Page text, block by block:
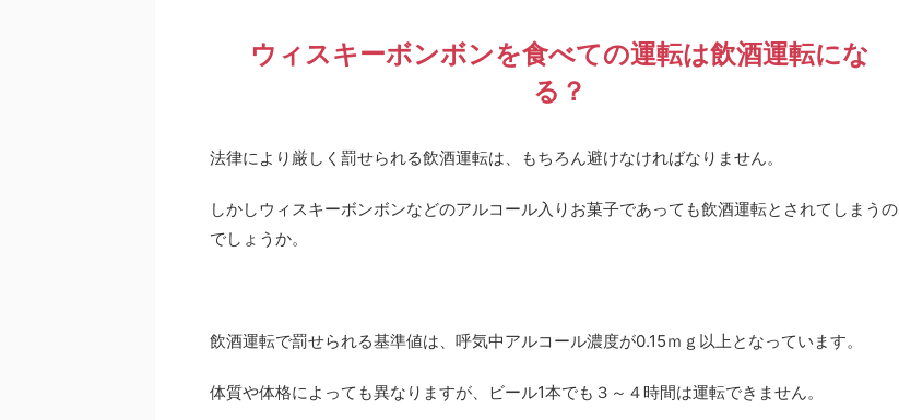
ウィスキーボンボンを食べての運転は飲酒運転にな
る？
法律により厳しく罰せられる飲酒運転は、もちろん避けなければなりません。
しかしウィスキーボンボンなどのアルコール入りお菓子であっても飲酒運転とされてしまうの
でしょうか。
飲酒運転で罰せられる基準値は、呼気中アルコール濃度が0.15ｍｇ以上となっています。
体質や体格によっても異なりますが、ビール1本でも３～４時間は運転できません。